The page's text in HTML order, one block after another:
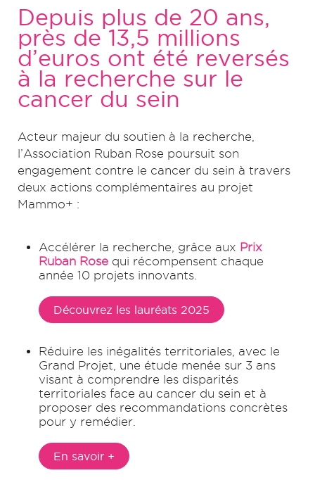
Depuis plus de 20 ans,
près de 13,5 millions
d’euros ont été reversés
à la recherche sur le
cancer du sein
Acteur majeur du soutien à la recherche,
l’Association Ruban Rose poursuit son
engagement contre le cancer du sein à travers
deux actions complémentaires au projet
Mammo+ :
Accélérer la recherche, grâce aux Prix
Ruban Rose qui récompensent chaque
année 10 projets innovants.
Découvrez les lauréats 2025
Réduire les inégalités territoriales, avec le
Grand Projet, une étude menée sur 3 ans
visant à comprendre les disparités
territoriales face au cancer du sein et à
proposer des recommandations concrètes
pour y remédier.
En savoir +